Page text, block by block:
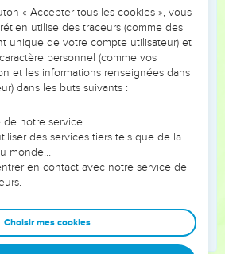
Chénatsar, Yeqamia, Hochama et
et Chimeï. Zorobabel eut deux
; Chelomith était leur sœur.
Bérékia, Hasadia, Youchab-Hésed,
: Pelatia et Esaïe ; les fils de
d’Abdias, et Chekania.
: Chemaeya, Hattouch, Yigueal,
Ezéchias et Azriqam.
: Hodavyahou, Eliachib, Pelaya,
« Accepter tous les cookies », vous
utilise des traceurs (comme des
unique de votre compte utilisateur) et
personnel (comme vos
et les informations renseignées dans
dans les buts suivants :
de notre service
des services tiers tels que de la
monde…
en contact avec notre service de
Choisir mes cookies